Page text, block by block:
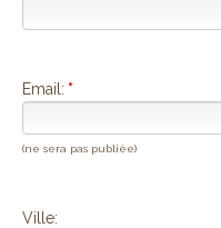
Email: *
(ne sera pas publiée)
Ville: